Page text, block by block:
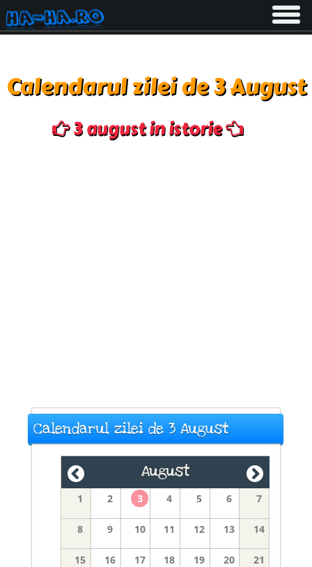
Toggle
Calendarul zilei de 3 August
3 august in istorie
Calendarul zilei de 3 August
August
1 2 3 4 5 6 7
8 9 10 11 12 13 14
15 16 17 18 19 20 21